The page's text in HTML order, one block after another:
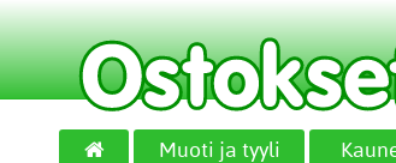
Muoti ja tyyli